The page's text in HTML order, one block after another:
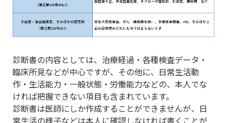
診断書の内容としては、治療経過・各種検査データ・
臨床所見などが中心ですが、その他に、日常生活動
作・生活能力・一般状態・労働能力などの、本人でな
ければ把握できない項目も含まれています。
診断書は医師にしか作成することができませんが、日
常生活の様子などは本人に確認しなければ書くことが